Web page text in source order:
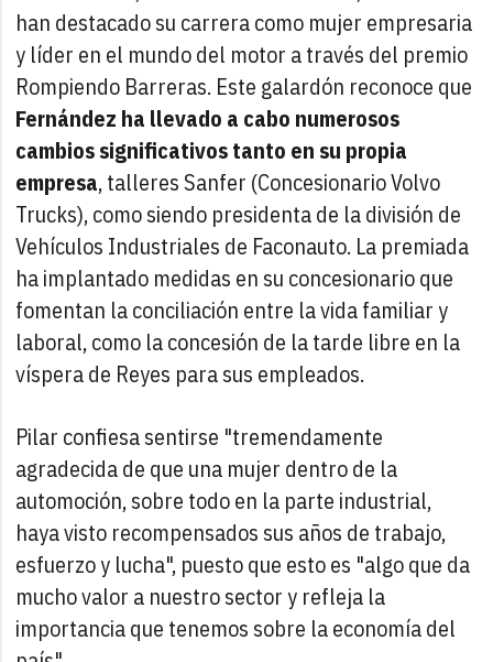
han destacado su carrera como mujer empresaria
y líder en el mundo del motor a través del premio
Rompiendo Barreras. Este galardón reconoce que
Fernández ha llevado a cabo numerosos
cambios significativos tanto en su propia
empresa, talleres Sanfer (Concesionario Volvo
Trucks), como siendo presidenta de la división de
Vehículos Industriales de Faconauto. La premiada
ha implantado medidas en su concesionario que
fomentan la conciliación entre la vida familiar y
laboral, como la concesión de la tarde libre en la
víspera de Reyes para sus empleados.
Pilar confiesa sentirse "tremendamente
agradecida de que una mujer dentro de la
automoción, sobre todo en la parte industrial,
haya visto recompensados sus años de trabajo,
esfuerzo y lucha", puesto que esto es "algo que da
mucho valor a nuestro sector y refleja la
importancia que tenemos sobre la economía del